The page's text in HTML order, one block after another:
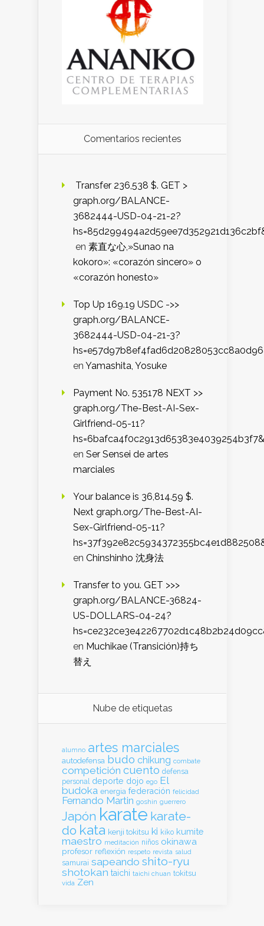
Comentarios recientes
️ Transfer 236,538 $. GET >
graph.org/BALANCE-
3682444-USD-04-21-2?
en 素直な心,»Sunao na
kokoro»: «corazón sincero» o
«corazón honesto»
Top Up 169.19 USDC ->>
graph.org/BALANCE-
3682444-USD-04-21-3?
en Yamashita, Yosuke
Payment No. 535178 NEXT >>
graph.org/The-Best-AI-Sex-
Girlfriend-05-11?
hs=6bafca4f0c2913d65383e4039254b3f7&
en Ser Sensei de artes
marciales
Your balance is 36,814.59 $.
Next graph.org/The-Best-AI-
Sex-Girlfriend-05-11?
en Chinshinho 沈身法
Transfer to you. GET >>>
graph.org/BALANCE-36824-
US-DOLLARS-04-24?
en Muchikae (Transición)持ち
替え
Nube de etiquetas
alumno artes marciales
autodefensa budo chikung combate
competición cuento defensa
personal
deporte dojo ego El
budoka energia federación felicidad
Fernando Martin goshin guerrero
Japón karate karate-
do kata kenji tokitsu ki kiko kumite
maestro meditación niños okinawa
profesor reflexión respeto revista salud
samurai sapeando shito-ryu
shotokan taichi taichi chuan tokitsu
vida Zen